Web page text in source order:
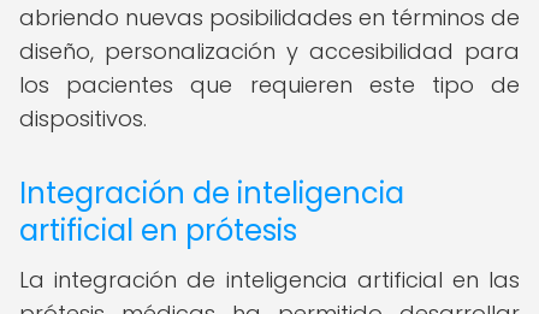
abriendo nuevas posibilidades en términos de
diseño, personalización y accesibilidad para
los pacientes que requieren este tipo de
dispositivos.
Integración de inteligencia
artificial en prótesis
La integración de inteligencia artificial en las